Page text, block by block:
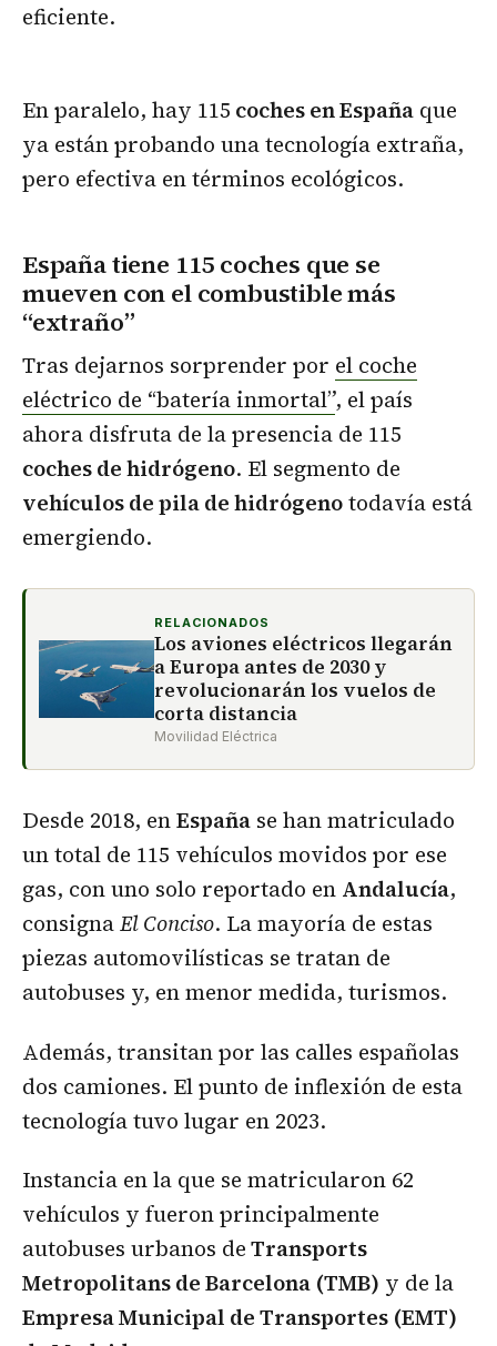
eficiente.
En paralelo, hay 115 coches en España que
ya están probando una tecnología extraña,
pero efectiva en términos ecológicos.
España tiene 115 coches que se
mueven con el combustible más
“extraño”
Tras dejarnos sorprender por el coche
eléctrico de “batería inmortal”, el país
ahora disfruta de la presencia de 115
coches de hidrógeno. El segmento de
vehículos de pila de hidrógenotodavía está
emergiendo.
RELACIONADOS
Los aviones eléctricos llegarán
a Europa antes de 2030 y
revolucionarán los vuelos de
corta distancia
Movilidad Eléctrica
Desde 2018, enEspaña se han matriculado
un total de 115 vehículos movidos por ese
gas, con uno solo reportado en Andalucía,
consignaEl Conciso. La mayoría de estas
piezas automovilísticas se tratan de
autobuses y, en menor medida, turismos.
Además, transitan por las calles españolas
dos camiones. El punto de inflexión de esta
tecnología tuvo lugar en 2023.
Instancia en la que se matricularon 62
vehículos y fueron principalmente
autobuses urbanos deTransports
Metropolitans de Barcelona (TMB) y de la
Empresa Municipal de Transportes (EMT)